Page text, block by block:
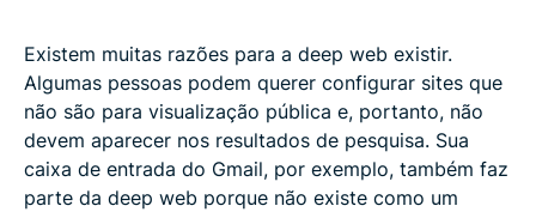
Existem muitas razões para a deep web existir.
Algumas pessoas podem querer configurar sites que
não são para visualização pública e, portanto, não
devem aparecer nos resultados de pesquisa. Sua
caixa de entrada do Gmail, por exemplo, também faz
parte da deep web porque não existe como um